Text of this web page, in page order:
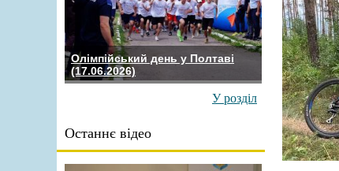
Олімпійський день у Полтаві
(17.06.2026)
У розділ
Останнє відео